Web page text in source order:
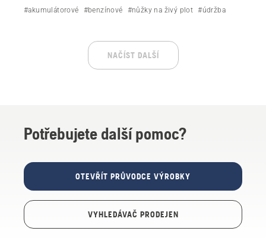
živý plot Husqvarna. Čistěte, promazávejte a prohlížejte
#akumulátorové #benzínové #nůžky na živý plot #údržba
NAČÍST DALŠÍ
Potřebujete další pomoc?
OTEVŘÍT PRŮVODCE VÝROBKY
VYHLEDÁVAČ PRODEJEN